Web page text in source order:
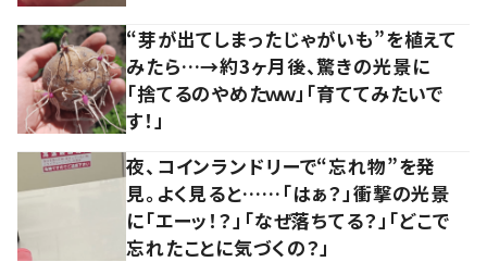
“芽が出てしまったじゃがいも”を植えて
みたら…→約3ヶ月後、驚きの光景に
「捨てるのやめたｗｗ」「育ててみたいで
す！」
夜、コインランドリーで“忘れ物”を発
見。よく見ると……「はぁ？」衝撃の光景
に「エーッ！？」「なぜ落ちてる？」「どこで
忘れたことに気づくの？」